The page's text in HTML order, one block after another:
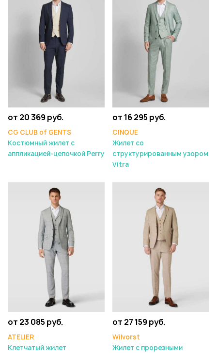
от 20 369 руб.
CG CLUB of GENTS
Костюмный жилет с
аппликацией-цепочкой Perry
от 16 295 руб.
CINQUE
Жилет со
структурированным узором
Vitra
от 23 085 руб.
ATELIER
Клетчатый жилет
от 27 159 руб.
Wilvorst
Жилет с прорезными